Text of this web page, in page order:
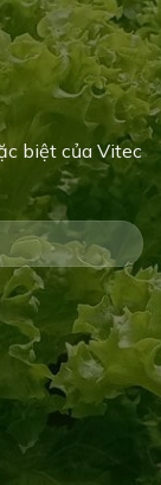
biệt của Vitec